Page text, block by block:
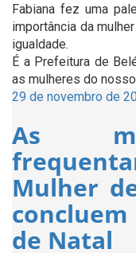
Fabiana fez uma
importância da
igualdade.
É a Prefeitura de
as mulheres do
Publicado
29 de novembro de
As
Mulher
de Natal